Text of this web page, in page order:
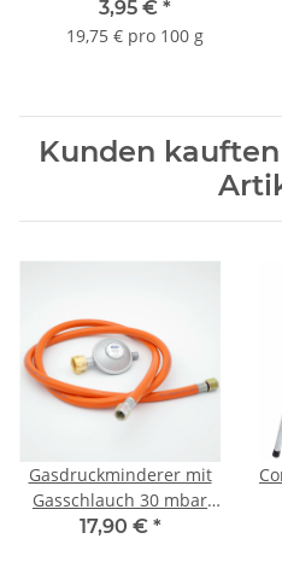
3,95 € *
19,75 € pro 100 g
Kunden
Gasdruckminderer mit
Gasschlauch 30 mbar
(Set)
17,90 € *